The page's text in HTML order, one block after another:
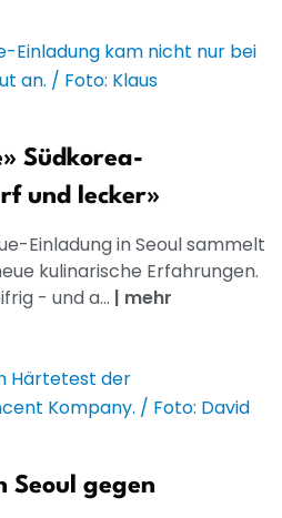
Südkorea-
und lecker»
Einladung in Seoul sammelt
kulinarische Erfahrungen.
- und a... | mehr
Seoul gegen